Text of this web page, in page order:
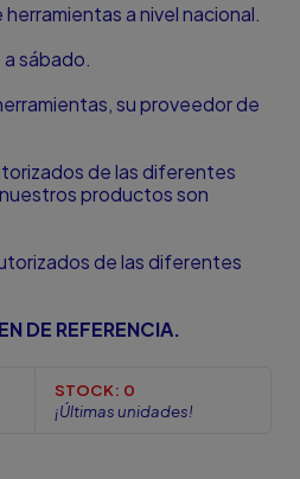
a nivel nacional.
sábado.
su proveedor de
de las diferentes
productos son
de las diferentes
DE REFERENCIA.
STOCK: 0
¡Últimas unidades!